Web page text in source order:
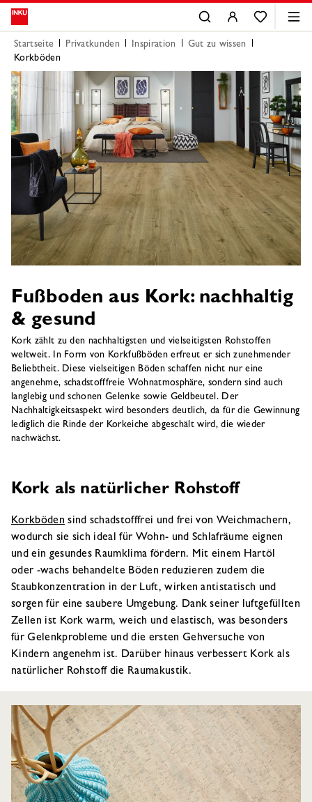
Startseite Privatkunden Inspiration
Gut zu wissen
Korkböden
Fußboden aus Kork: nachhaltig
& gesund
Kork zählt zu den nachhaltigsten und vielseitigsten Rohstoffen
weltweit. In Form von Korkfußböden erfreut er sich zunehmender
Beliebtheit. Diese vielseitigen Böden schaffen nicht nur eine
angenehme, schadstofffreie Wohnatmosphäre, sondern sind auch
langlebig und schonen Gelenke sowie Geldbeutel. Der
Nachhaltigkeitsaspekt wird besonders deutlich, da für die Gewinnung
lediglich die Rinde der Korkeiche abgeschält wird, die wieder
nachwächst.
Kork als natürlicher Rohstoff
Korkböden sind schadstofffrei und frei von Weichmachern,
wodurch sie sich ideal für Wohn- und Schlafräume eignen
und ein gesundes Raumklima fördern. Mit einem Hartöl
oder -wachs behandelte Böden reduzieren zudem die
Staubkonzentration in der Luft, wirken antistatisch und
sorgen für eine saubere Umgebung. Dank seiner luftgefüllten
Zellen ist Kork warm, weich und elastisch, was besonders
für Gelenkprobleme und die ersten Gehversuche von
Kindern angenehm ist. Darüber hinaus verbessert Kork als
natürlicher Rohstoff die Raumakustik.